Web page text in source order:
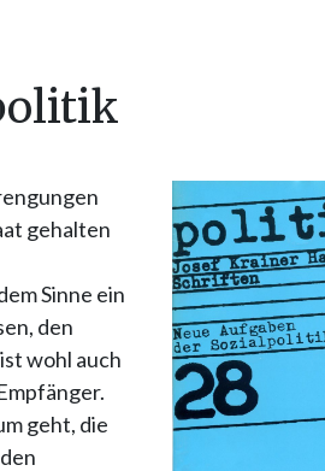
gehalten
Sinne ein
den
wohl auch
geht, die